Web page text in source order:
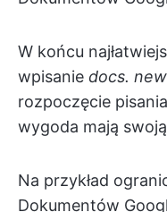
W końcu
wpisanie docs. new
rozpoczęcie
wygoda mają
Na przykład
Dokumentów